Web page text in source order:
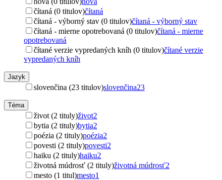
čítaná (0 titulov)čítaná
čítaná - výborný stav (0 titulov)čítaná - výborný stav
čítaná - mierne opotrebovaná (0 titulov)čítaná - mierne
opotrebovaná
čítané verzie vypredaných kníh (0 titulov)čítané verzie
vypredaných kníh
Jazyk
slovenčina (23 titulov)slovenčina23
Téma
život (2 tituly)život2
bytia (2 tituly)bytia2
poézia (2 tituly)poézia2
povesti (2 tituly)povesti2
haiku (2 tituly)haiku2
životná múdrosť (2 tituly)životná múdrosť2
mesto (1 titul)mesto1